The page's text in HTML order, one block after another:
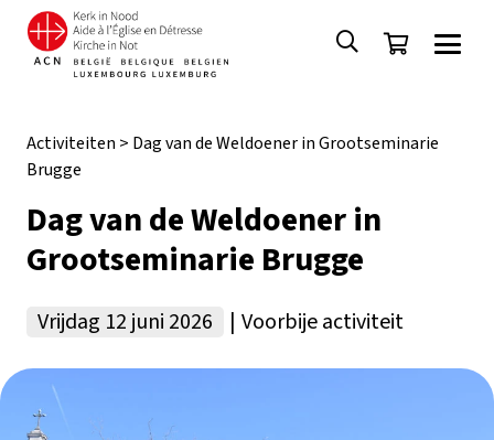
Activiteiten > Dag van de Weldoener in Grootseminarie
Brugge
Dag van de Weldoener in
Grootseminarie Brugge
Vrijdag 12 juni 2026 | Voorbije activiteit